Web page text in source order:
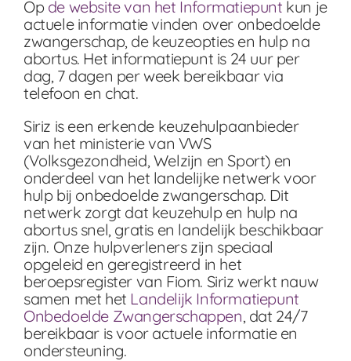
Op de website van het Informatiepunt kun je
actuele informatie vinden over onbedoelde
zwangerschap, de keuzeopties en hulp na
abortus. Het informatiepunt is 24 uur per
dag, 7 dagen per week bereikbaar via
telefoon en chat.
Siriz is een erkende keuzehulpaanbieder
van het ministerie van VWS
(Volksgezondheid, Welzijn en Sport) en
onderdeel van het landelijke netwerk voor
hulp bij onbedoelde zwangerschap. Dit
netwerk zorgt dat keuzehulp en hulp na
abortus snel, gratis en landelijk beschikbaar
zijn. Onze hulpverleners zijn speciaal
opgeleid en geregistreerd in het
beroepsregister van Fiom. Siriz werkt nauw
samen met het Landelijk Informatiepunt
Onbedoelde Zwangerschappen, dat 24/7
bereikbaar is voor actuele informatie en
ondersteuning.